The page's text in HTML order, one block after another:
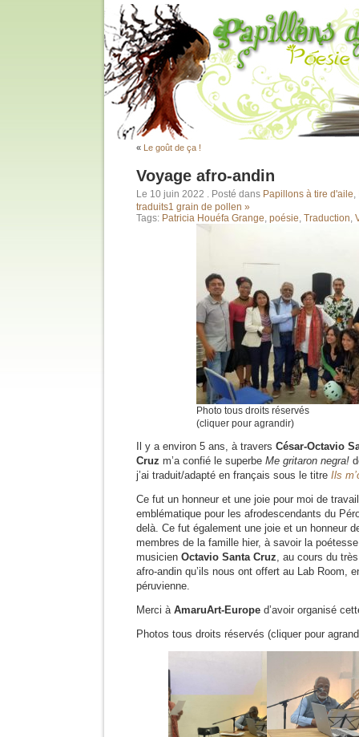
« Le goût de ça !
Voyage afro-andin
Le 10 juin 2022 . Posté dans Papillons à tire d'aile,
traduits1 grain de pollen »
Tags: Patricia Houéfa Grange, poésie, Traduction,
Photo tous droits réservés
(cliquer pour agrandir)
Il y a environ 5 ans, à travers César-Octavio
Cruz m’a confié le superbe Me gritaron negra!
j’ai traduit/adapté en français sous le titre Ils
Ce fut un honneur et une joie pour moi de
emblématique pour les afrodescendants du
delà. Ce fut également une joie et un honneur
membres de la famille hier, à savoir la
musicien Octavio Santa Cruz, au cours du
afro-andin qu’ils nous ont offert au Lab Room,
péruvienne.
Merci à AmaruArt-Europe d’avoir organisé
Photos tous droits réservés (cliquer pour